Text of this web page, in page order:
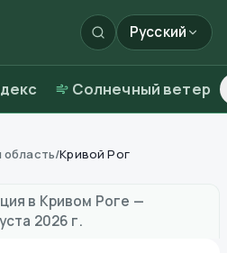
Русский
Солнечный ветер
/Кривой Рог
в Кривом Роге —
2026 г.